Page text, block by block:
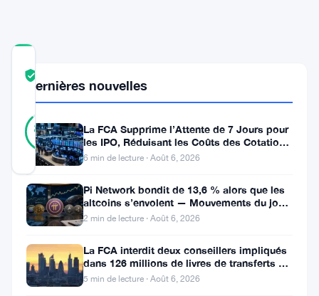
SCORE
88%
RÉEL
Vérifié
votes
Mis à jour 2 ans il y a
Bitcoin
fait
face
une
Dernières nouvelles
La FCA Supprime l’Attente de 7 Jours pour
les IPO, Réduisant les Coûts des Cotations
au Royaume-Uni
6 min de lecture · Août 6, 2026
Pi Network bondit de 13,6 % alors que les
altcoins s’envolent — Mouvements du jour
6 août
2 min de lecture · Août 6, 2026
La FCA interdit deux conseillers impliqués
dans 126 millions de livres de transferts de
retraite
5 min de lecture · Août 6, 2026